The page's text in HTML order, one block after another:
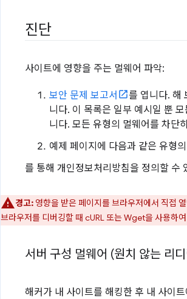
진단
사이트에 영향을 주는 멀웨어 파악:
보안 문제 보고서
를 엽니다. 해
니다. 이 목록은 일부 예시일 뿐
니다. 모든 유형의 멀웨어를 차단
예제 페이지에 다음과 같은 유형
를 통해 개인정보처리방침을 정의할 수
경고: 영향을 받은 페이지를 브라우저에서 직접
브라우저를 디버깅할 때 cURL 또는 Wget을 사용하
서버 구성 멀웨어 (원치 않는 리
해커가 내 사이트를 해킹한 후 내 사이